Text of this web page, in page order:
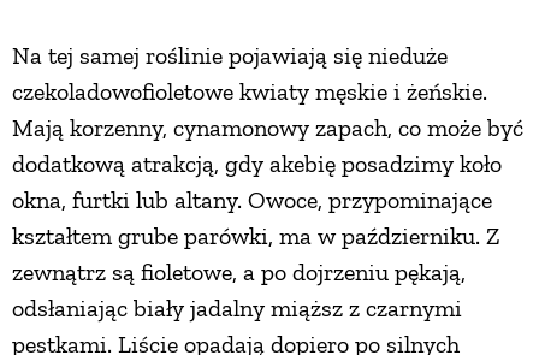
Na tej samej roślinie pojawiają się nieduże
czekoladowofioletowe kwiaty męskie i żeńskie.
Mają korzenny, cynamonowy zapach, co może być
dodatkową atrakcją, gdy akebię posadzimy koło
okna, furtki lub altany. Owoce, przypominające
kształtem grube parówki, ma w październiku. Z
zewnątrz są fioletowe, a po dojrzeniu pękają,
odsłaniając biały jadalny miąższ z czarnymi
pestkami. Liście opadają dopiero po silnych